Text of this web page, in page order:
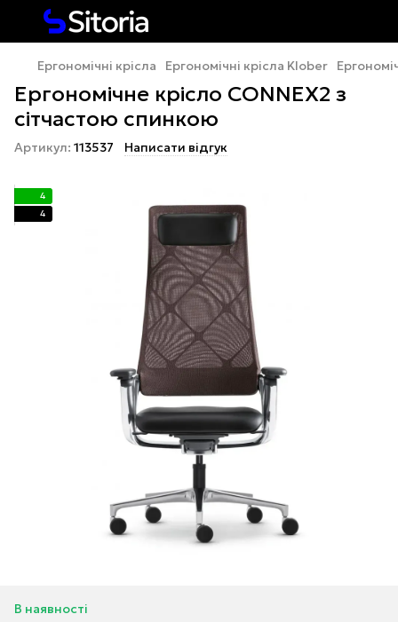
Ергономічні крісла Ергономічні крісла Klober
Ергономічне крісло CONNEX2 з
сітчастою спинкою
Артикул: 113537 Написати відгук
4
4
В наявності